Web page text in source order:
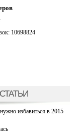
10698824
избавиться в 2015